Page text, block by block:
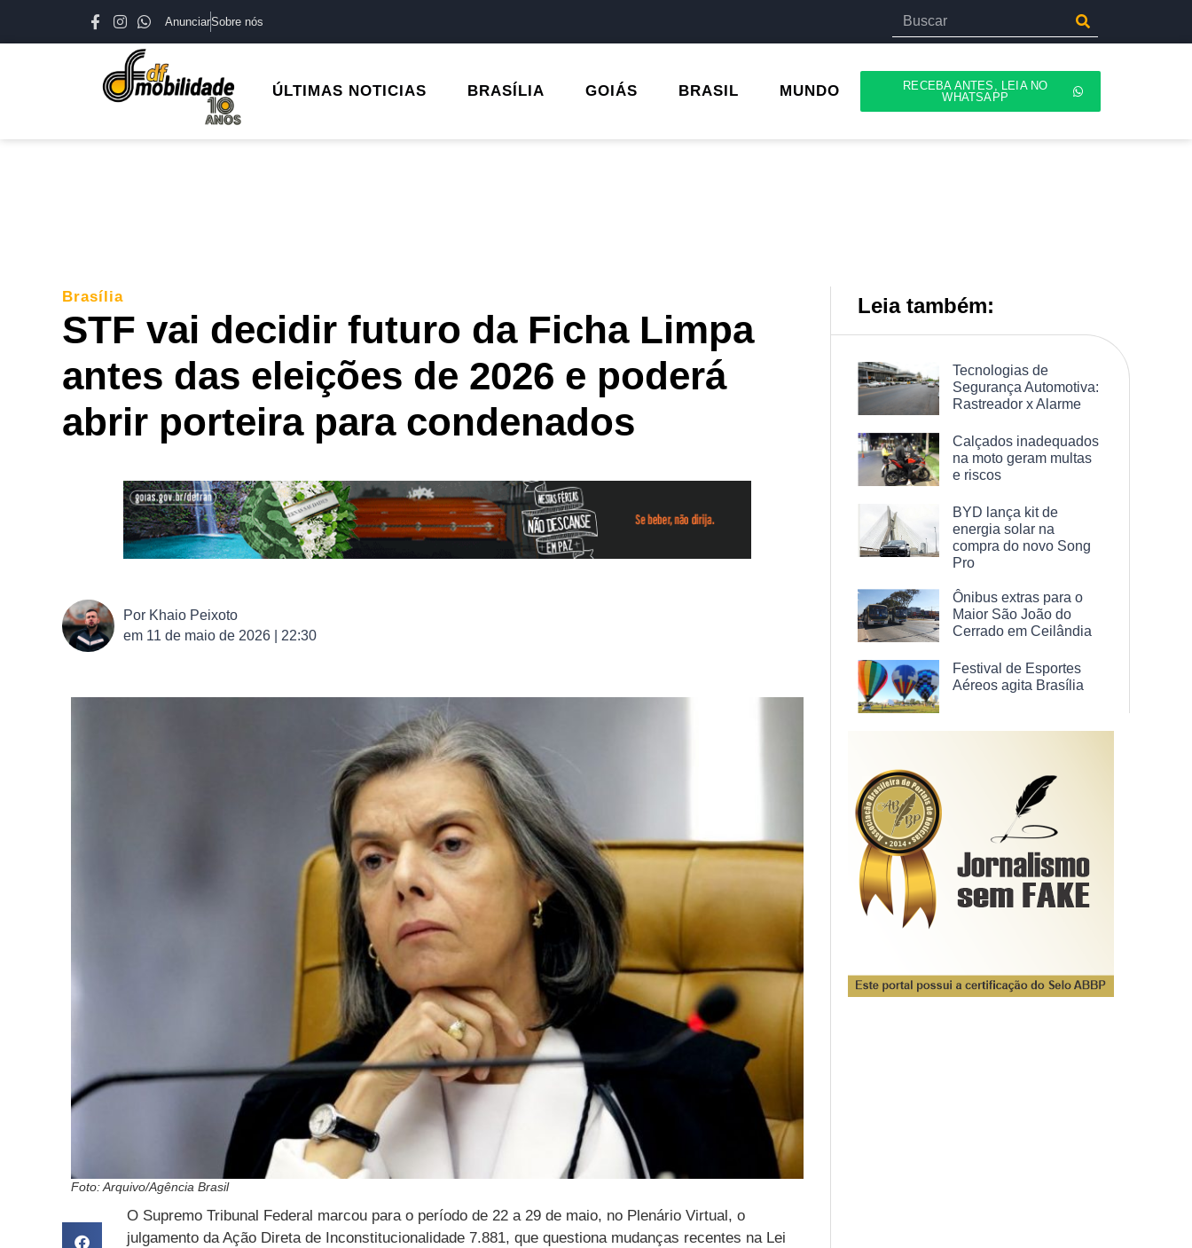
AnunciarSobre nós
ÚLTIMAS NOTICIAS BRASÍLIA GOIÁS BRASIL MUNDO
RECEBA ANTES, LEIA NO
WHATSAPP
Brasília
STF vai decidir futuro da Ficha Limpa
antes das eleições de 2026 e poderá
abrir porteira para condenados
Por Khaio Peixoto
em 11 de maio de 2026 | 22:30
Foto: Arquivo/Agência Brasil
O Supremo Tribunal Federal marcou para o período de 22 a 29 de maio, no Plenário Virtual, o
julgamento da Ação Direta de Inconstitucionalidade 7.881, que questiona mudanças recentes na Lei
Leia também:
Tecnologias de
Segurança Automotiva:
Rastreador x Alarme
Calçados inadequados
na moto geram multas
e riscos
BYD lança kit de
energia solar na
compra do novo Song
Pro
Ônibus extras para o
Maior São João do
Cerrado em Ceilândia
Festival de Esportes
Aéreos agita Brasília